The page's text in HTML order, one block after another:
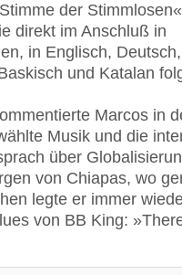
der
direkt im Anschluß in
in Englisch, Deutsch,
und Katalan
Marcos in
Musik und die
über
von Chiapas, wo
legte er immer
von BB King: